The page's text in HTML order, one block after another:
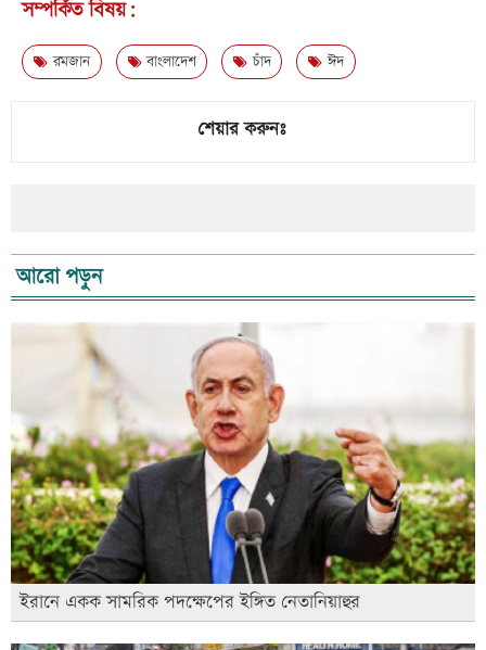
সম্পর্কিত বিষয়:
রমজান বাংলাদেশ চাঁদ ঈদ
শেয়ার করুনঃ
আরো পড়ুন
ইরানে একক সামরিক পদক্ষেপের ইঙ্গিত নেতানিয়াহুর